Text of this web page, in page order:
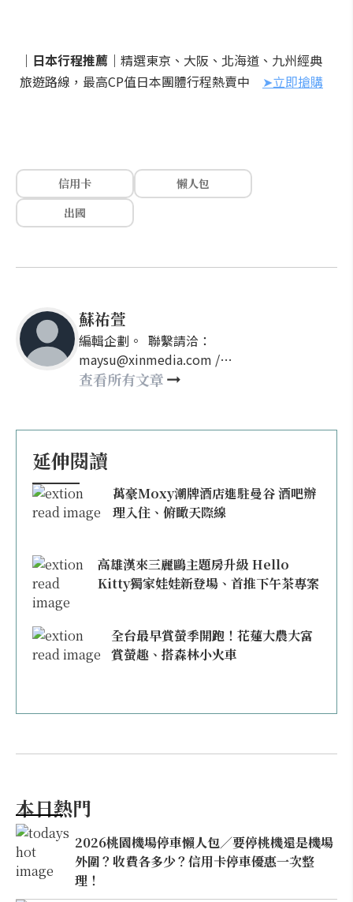
｜日本行程推薦｜ 精選東京、大阪、北海道、九州經典
旅遊路線，最高CP值日本團體行程熱賣中 ➤立即搶購
信用卡
懶人包
出國
蘇祐萱
編輯企劃。 聯繫請洽：
maysu@xinmedia.com /
may860527@gmail.com
查看所有文章
延伸閱讀
萬豪Moxy潮牌酒店進駐曼谷 酒吧辦
理入住、俯瞰天際線
高雄漢來三麗鷗主題房升級 Hello
Kitty獨家娃娃新登場、首推下午茶專案
全台最早賞螢季開跑！花蓮大農大富
賞螢趣、搭森林小火車
本日熱門
2026桃園機場停車懶人包／要停桃機還是機場
外圍？收費各多少？信用卡停車優惠一次整
理！